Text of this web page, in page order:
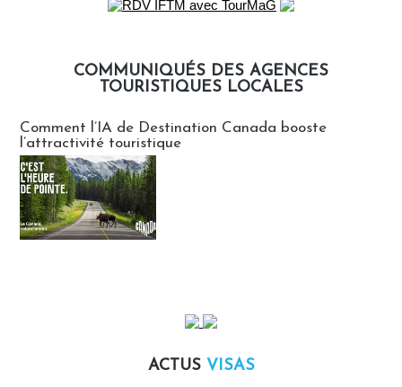
COMMUNIQUÉS DES AGENCES
TOURISTIQUES LOCALES
Comment l’IA de Destination Canada booste
l’attractivité touristique
ACTUS VISAS